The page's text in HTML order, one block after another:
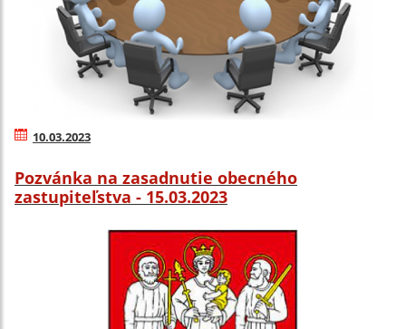
10.03.2023
Pozvánka na zasadnutie obecného
zastupiteľstva - 15.03.2023